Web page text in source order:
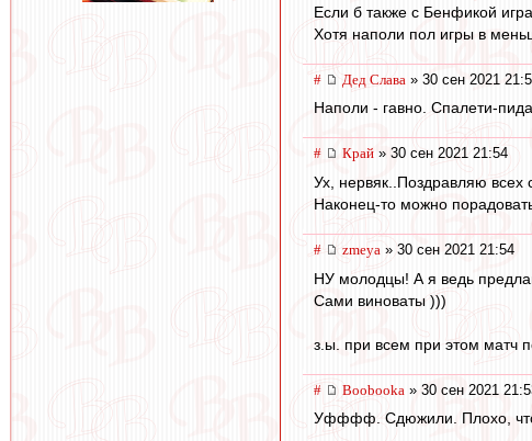
Если б также с Бенфикой
Хотя наполи пол игры в
# Дед Слава » 30 сен 2021
Наполи - гавно. Спалети-
# Край » 30 сен 2021 21:54
Ух, нервяк..Поздравляю всех
Наконец-то можно
# zmeya » 30 сен 2021 21:54
НУ молодцы! А я ведь
Сами виноваты )))
з.ы. при всем при этом матч
# Boobooka » 30 сен 2021
Уфффф. Сдюжили. Плохо, что